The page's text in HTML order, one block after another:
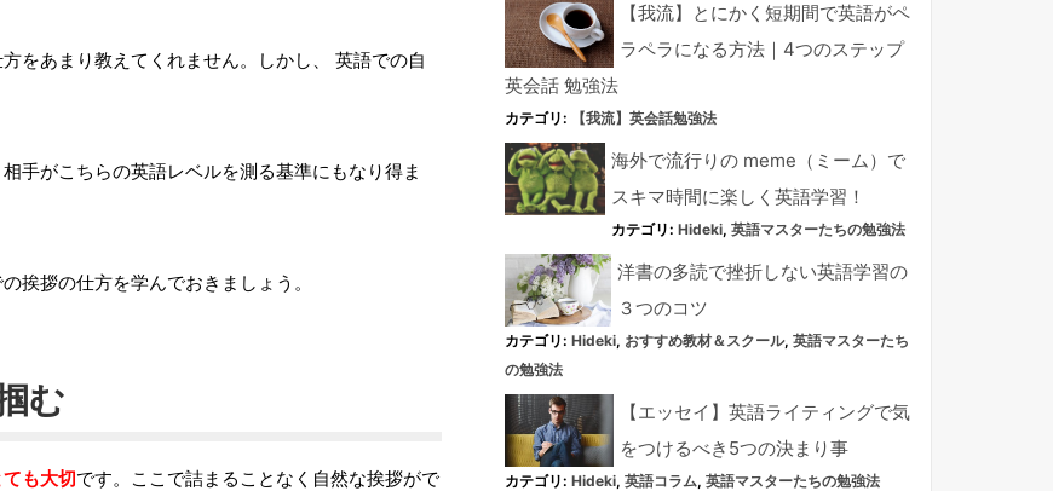
をあまり教えてくれません。しかし、 英語での自
手がこちらの英語レベルを測る基準にもなり得ま
挨拶の仕方を学んでおきましょう。
む
も大切です。ここで詰まることなく自然な挨拶がで
【我流】とにかく短期間で英語がペ
ラペラになる方法｜4つのステップ
英会話 勉強法
カテゴリ: 【我流】英会話勉強法
海外で流行りの meme（ミーム）で
スキマ時間に楽しく英語学習！
カテゴリ: Hideki, 英語マスターたちの勉強法
洋書の多読で挫折しない英語学習の
３つのコツ
カテゴリ: Hideki, おすすめ教材＆スクール, 英語マスターたち
の勉強法
【エッセイ】英語ライティングで気
をつけるべき5つの決まり事
カテゴリ: Hideki, 英語コラム, 英語マスターたちの勉強法